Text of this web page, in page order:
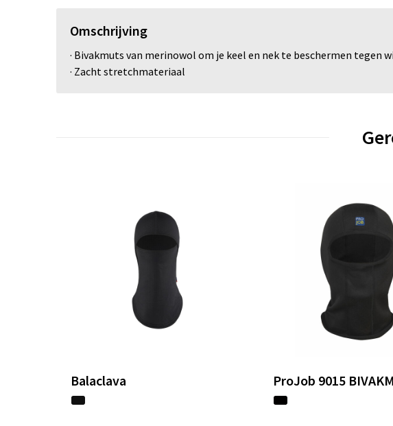
Omschrijving
· Bivakmuts van merinowol om je keel en nek te beschermen tegen
· Zacht stretchmateriaal
Balaclava ProJob 9015